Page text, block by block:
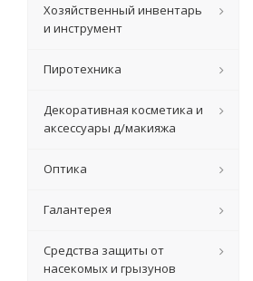
Хозяйственный инвентарь
и инструмент
Пиротехника
Декоративная косметика и
аксессуары д/макияжа
Оптика
Галантерея
Средства защиты от
насекомых и грызунов